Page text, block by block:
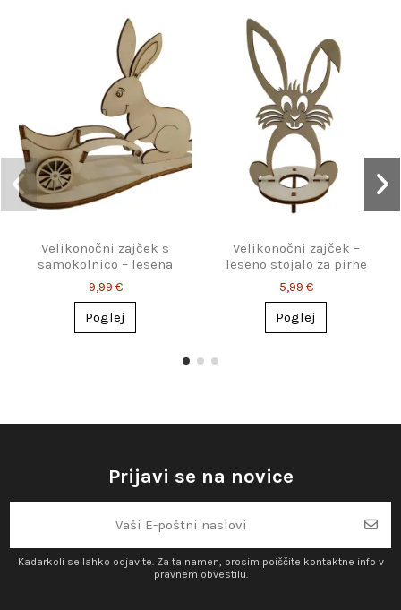
Velikonočni zajček s
samokolnico – lesena
dekoracija za pirhe
9,99 €
Poglej
Velikonočni zajček –
leseno stojalo za pirhe
5,99 €
Poglej
Prijavi se na novice
Kadarkoli se lahko odjavite. Za ta namen, prosim poiščite kontaktne info v
pravnem obvestilu.